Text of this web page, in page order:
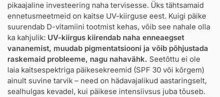
pikaajaline investeering naha tervisesse. Üks tähtsamaid
ennetusmeetmeid on kaitse UV-kiirguse eest. Kuigi päike
suurendab D-vitamiini tootmist kehas, võib see nahale olla
ka kahjulik: UV-kiirgus kiirendab naha enneaegset
vananemist, muudab pigmentatsiooni ja võib põhjustada
raskemaid probleeme, nagu nahavähk. Seetõttu ei ole
laia kaitsespektriga päikesekreemid (SPF 30 või kõrgem)
ainult suvine tarvik – need on hädavajalikud aastaringselt,
sealhulgas kevadel, kui päikese intensiivsus juba tõuseb.